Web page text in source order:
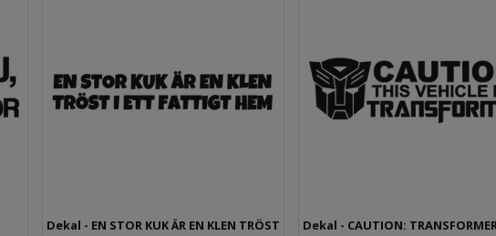
Dekal - EN STOR KUK ÄR EN KLEN TRÖST Dekal - CAUTION: